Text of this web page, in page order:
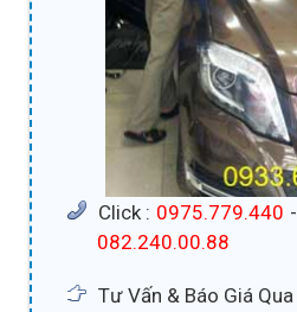
Click : 0975.779.440 -
082.240.00.88
Tư Vấn & Báo Giá Qua